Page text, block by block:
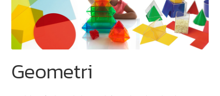
Geometri